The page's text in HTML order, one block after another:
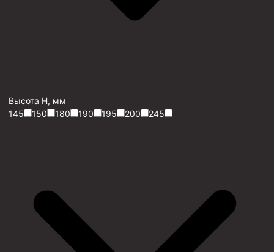
Высота H, мм
145
150 180 190 195 200 245